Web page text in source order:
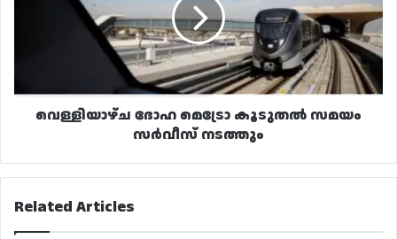
വെള്ളിയാഴ്ച ദോഹ മെട്രോ കൂടുതൽ സമയം
സർവീസ് നടത്തും
Related Articles